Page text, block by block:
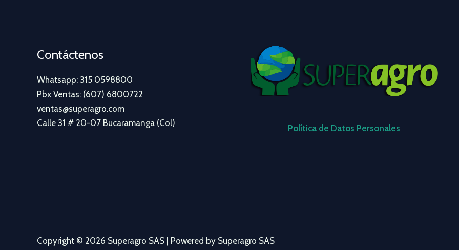
Contáctenos
Whatsapp: 315 0598800
Pbx Ventas: (607) 6800722
ventas@superagro.com
Calle 31 # 20-07 Bucaramanga (Col)
Política de Datos Personales
Copyright © 2026 Superagro SAS | Powered by Superagro SAS